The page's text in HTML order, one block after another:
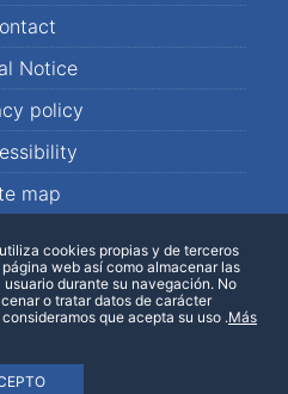
Notice
policy
map
cookies propias y de terceros
web así como almacenar las
durante su navegación. No
o tratar datos de carácter
que acepta su uso .Más